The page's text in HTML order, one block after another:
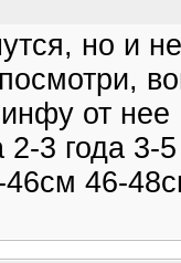
но и
от нее
3 года 3-
46-